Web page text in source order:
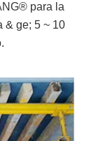
para la
& ge; 5 ~ 10